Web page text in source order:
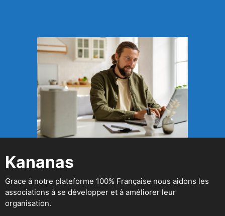
Kananas
Grace à notre plateforme 100% Française nous aidons les
associations à se développer et à améliorer leur
organisation.